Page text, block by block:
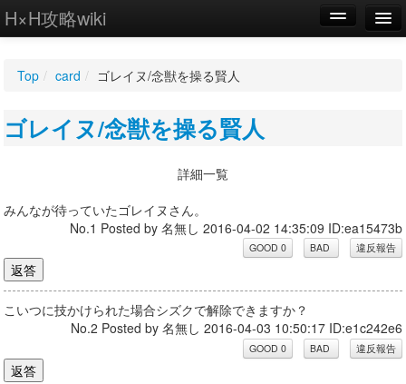
H×H攻略wiki
WIKI
Top / card / ゴレイヌ/念獣を操る賢人
ゴレイヌ/念獣を操る賢人
詳細一覧
みんなが待っていたゴレイヌさん。
No.1 Posted by 名無し 2016-04-02 14:35:09 ID:ea15473b
こいつに技かけられた場合シズクで解除できますか？
No.2 Posted by 名無し 2016-04-03 10:50:17 ID:e1c242e6